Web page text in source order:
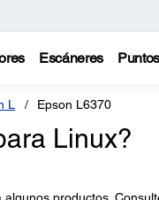
Escáneres
L Epson L6370
Linux?